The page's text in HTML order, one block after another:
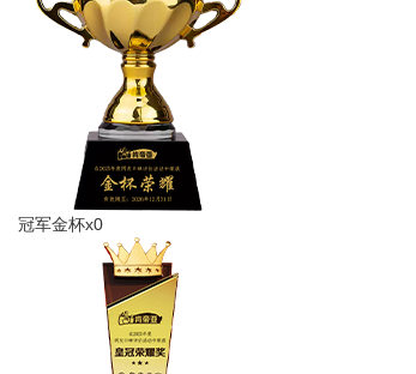
冠军金杯x0